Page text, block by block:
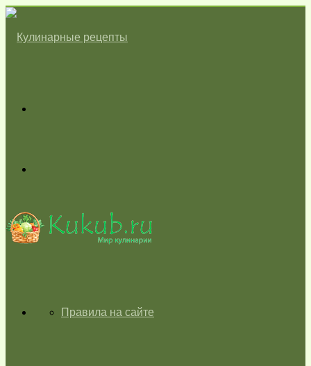
skin
ГЛАВНАЯПравила на сайте